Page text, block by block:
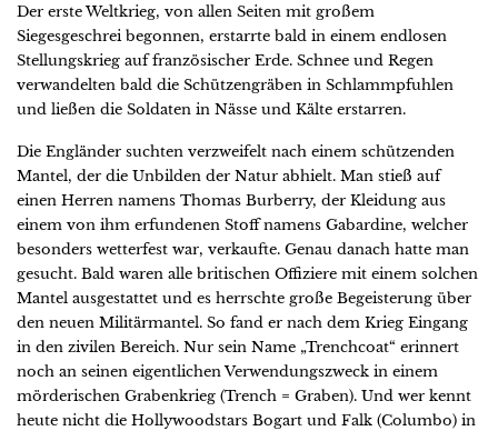
Der erste Weltkrieg, von allen Seiten mit großem
Siegesgeschrei begonnen, erstarrte bald in einem endlosen
Stellungskrieg auf französischer Erde. Schnee und Regen
verwandelten bald die Schützengräben in Schlammpfuhlen
und ließen die Soldaten in Nässe und Kälte erstarren.
Die Engländer suchten verzweifelt nach einem schützenden
Mantel, der die Unbilden der Natur abhielt. Man stieß auf
einen Herren namens Thomas Burberry, der Kleidung aus
einem von ihm erfundenen Stoff namens Gabardine, welcher
besonders wetterfest war, verkaufte. Genau danach hatte man
gesucht. Bald waren alle britischen Offiziere mit einem solchen
Mantel ausgestattet und es herrschte große Begeisterung über
den neuen Militärmantel. So fand er nach dem Krieg Eingang
in den zivilen Bereich. Nur sein Name „Trenchcoat“ erinnert
noch an seinen eigentlichen Verwendungszweck in einem
mörderischen Grabenkrieg (Trench = Graben). Und wer kennt
heute nicht die Hollywoodstars Bogart und Falk (Columbo) in